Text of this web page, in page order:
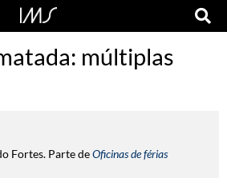
múltiplas
Fortes. Parte deOficinas de férias